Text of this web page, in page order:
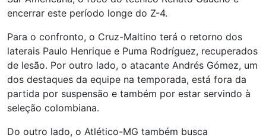
encerrar este período longe do Z-4.
Para o confronto, o Cruz-Maltino terá o retorno dos
laterais Paulo Henrique e Puma Rodríguez, recuperados
de lesão. Por outro lado, o atacante Andrés Gómez, um
dos destaques da equipe na temporada, está fora da
partida por suspensão e também por estar servindo à
seleção colombiana.
Do outro lado, o Atlético-MG também busca